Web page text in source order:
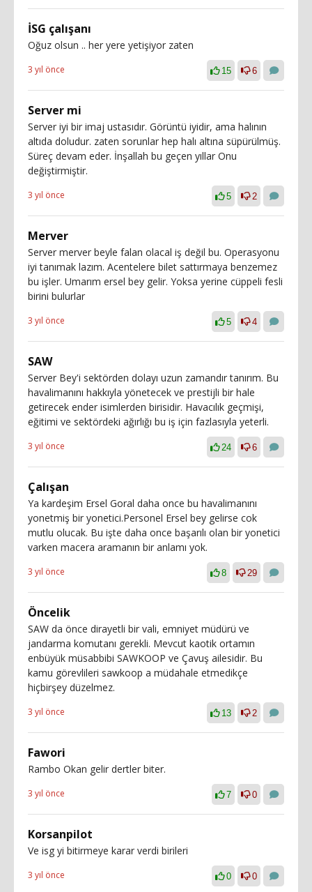
İSG çalışanı
Oğuz olsun .. her yere yetişiyor zaten
3 yıl önce 15 6
Server mi
Server iyi bir imaj ustasıdır. Görüntü iyidir, ama halının
altıda doludur. zaten sorunlar hep halı altına süpürülmüş.
Süreç devam eder. İnşallah bu geçen yıllar Onu
değiştirmiştir.
3 yıl önce 5 2
Merver
Server merver beyle falan olacal iş değil bu. Operasyonu
iyi tanımak lazım. Acentelere bilet sattırmaya benzemez
bu işler. Umarım ersel bey gelir. Yoksa yerine cüppeli fesli
birini bulurlar
3 yıl önce 5 4
SAW
Server Bey'i sektörden dolayı uzun zamandır tanırım. Bu
havalimanını hakkıyla yönetecek ve prestijli bir hale
getirecek ender isimlerden birisidir. Havacılık geçmişi,
eğitimi ve sektördeki ağırlığı bu iş için fazlasıyla yeterli.
3 yıl önce 24 6
Çalışan
Ya kardeşim Ersel Goral daha once bu havalimanını
yonetmiş bir yonetici.Personel Ersel bey gelirse cok
mutlu olucak. Bu işte daha once başarılı olan bir yonetici
varken macera aramanın bir anlamı yok.
3 yıl önce 8 29
Öncelik
SAW da önce dirayetli bir vali, emniyet müdürü ve
jandarma komutanı gerekli. Mevcut kaotik ortamın
enbüyük müsabbibi SAWKOOP ve Çavuş ailesidir. Bu
kamu görevlileri sawkoop a müdahale etmedikçe
hiçbirşey düzelmez.
3 yıl önce 13 2
Fawori
Rambo Okan gelir dertler biter.
3 yıl önce 7 0
Korsanpilot
Ve isg yi bitirmeye karar verdi birileri
3 yıl önce 0 0